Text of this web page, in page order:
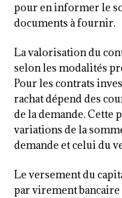
pour en informer le
documents à fournir.
La valorisation du
selon les modalités
Pour les contrats
rachat dépend des
de la demande. Cette
variations de la
demande et celui du
Le versement du
par virement